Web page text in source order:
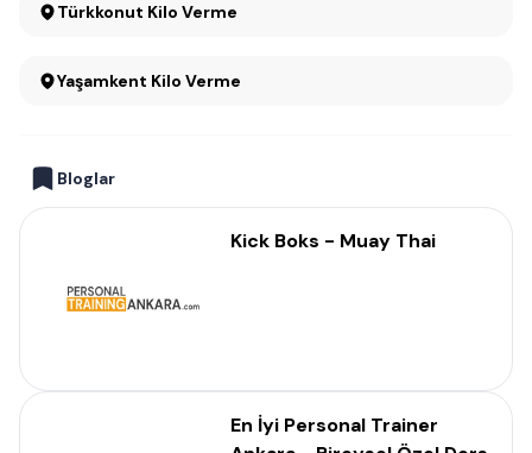
Türkkonut Kilo Verme
Yaşamkent Kilo Verme
Bloglar
Kick Boks - Muay Thai
En İyi Personal Trainer